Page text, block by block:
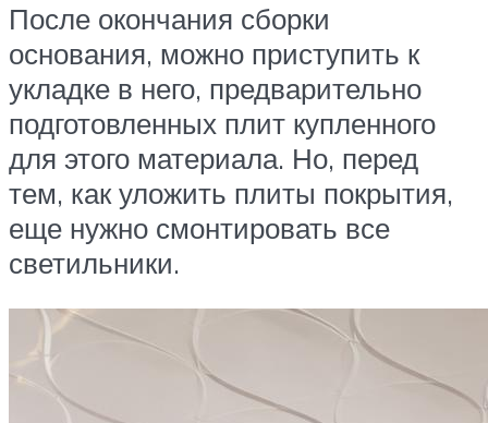
После окончания сборки
основания, можно приступить к
укладке в него, предварительно
подготовленных плит купленного
для этого материала. Но, перед
тем, как уложить плиты покрытия,
еще нужно смонтировать все
светильники.